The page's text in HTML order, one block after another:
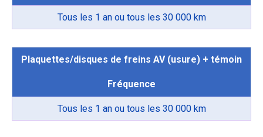
Tous les 1 an ou tous les 30 000 km
Plaquettes/disques de freins AV (usure) + témoin
Fréquence
Tous les 1 an ou tous les 30 000 km